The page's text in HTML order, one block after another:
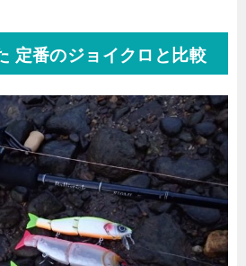
定番のジョイクロと比較